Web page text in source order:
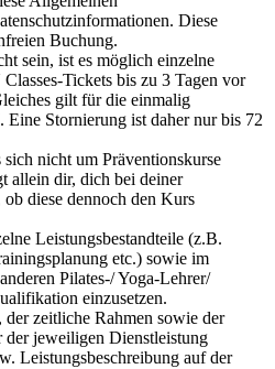
Diese
Buchung.
sein, ist es möglich einzelne
Tickets bis zu 3 Tagen vor
gilt für die einmalig
Eine Stornierung ist daher nur bis 72
nicht um Präventionskurse
allein dir, dich bei deiner
diese dennoch den Kurs
Leistungsbestandteile (z.B.
etc.) sowie im
Pilates-/ Yoga-Lehrer/
einzusetzen.
zeitliche Rahmen sowie der
der jeweiligen Dienstleistung
Leistungsbeschreibung auf der